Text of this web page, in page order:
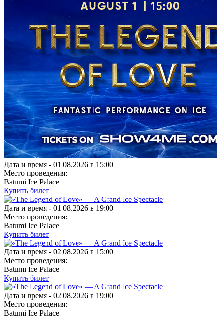
Дата и время - 01.08.2026 в 15:00
Место проведения:
Batumi Ice Palace
Купить билет
Дата и время - 01.08.2026 в 19:00
Место проведения:
Batumi Ice Palace
Купить билет
Дата и время - 02.08.2026 в 15:00
Место проведения:
Batumi Ice Palace
Купить билет
Дата и время - 02.08.2026 в 19:00
Место проведения:
Batumi Ice Palace